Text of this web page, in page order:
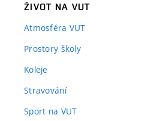
ŽIVOT NA VUT
Atmosféra VUT
Prostory školy
Koleje
Stravování
Sport na VUT